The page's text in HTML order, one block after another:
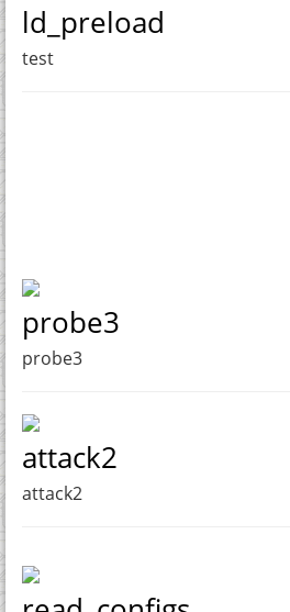
ld_preload
test
probe3
probe3
attack2
attack2